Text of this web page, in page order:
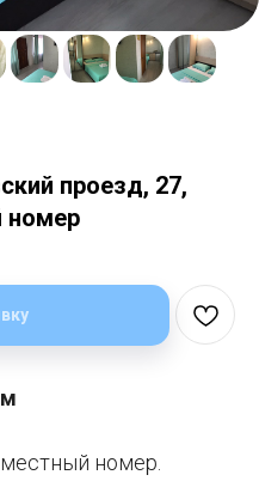
проезд, 27,
номер
номер.